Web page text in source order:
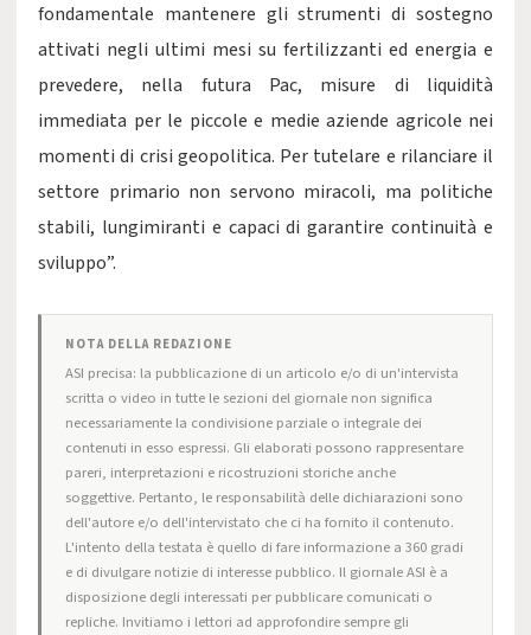
fondamentale mantenere gli strumenti di sostegno
attivati negli ultimi mesi su fertilizzanti ed energia e
prevedere, nella futura Pac, misure di liquidità
immediata per le piccole e medie aziende agricole nei
momenti di crisi geopolitica. Per tutelare e rilanciare il
settore primario non servono miracoli, ma politiche
stabili, lungimiranti e capaci di garantire continuità e
sviluppo”.
NOTA DELLA REDAZIONE
ASI precisa: la pubblicazione di un articolo e/o di un'intervista
scritta o video in tutte le sezioni del giornale non significa
necessariamente la condivisione parziale o integrale dei
contenuti in esso espressi. Gli elaborati possono rappresentare
pareri, interpretazioni e ricostruzioni storiche anche
soggettive. Pertanto, le responsabilità delle dichiarazioni sono
dell'autore e/o dell'intervistato che ci ha fornito il contenuto.
L'intento della testata è quello di fare informazione a 360 gradi
e di divulgare notizie di interesse pubblico. Il giornale ASI è a
disposizione degli interessati per pubblicare comunicati o
repliche. Invitiamo i lettori ad approfondire sempre gli